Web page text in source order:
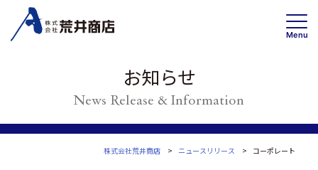
Menu
投資・開発 /不動産ソリューション事業
お知らせ
News Release & Information
株式会社荒井商店 ニュースリリース コーポレート